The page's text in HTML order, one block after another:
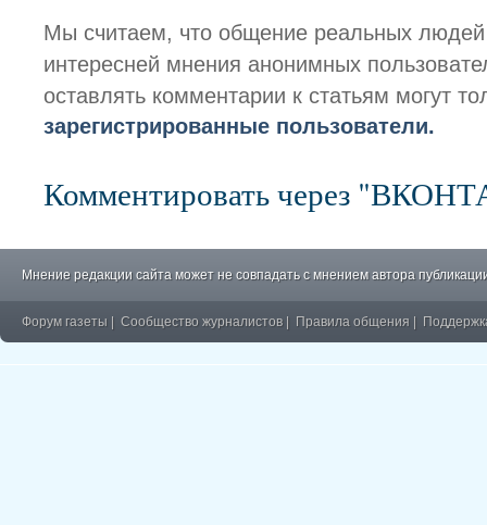
Мы считаем, что общение реальных
интересней мнения анонимных
оставлять комментарии к статьям могут
зарегистрированные пользователи.
Комментировать через
Мнение редакции сайта может не совпадать с мнением автора
Форум газеты Сообщество журналистов Правила общения
�